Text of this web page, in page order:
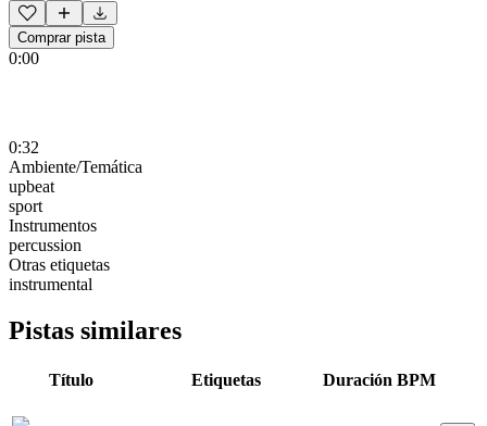
Comprar pista
0:00
0:32
Ambiente/Temática
upbeat
sport
Instrumentos
percussion
Otras etiquetas
instrumental
Pistas similares
Título Etiquetas Duración BPM